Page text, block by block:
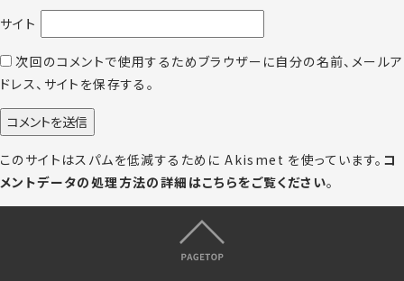
サイト
次回のコメントで使用するためブラウザーに自分の名前、メールア
ドレス、サイトを保存する。
このサイトはスパムを低減するために Akismet を使っています。 コ
メントデータの処理方法の詳細はこちらをご覧ください。